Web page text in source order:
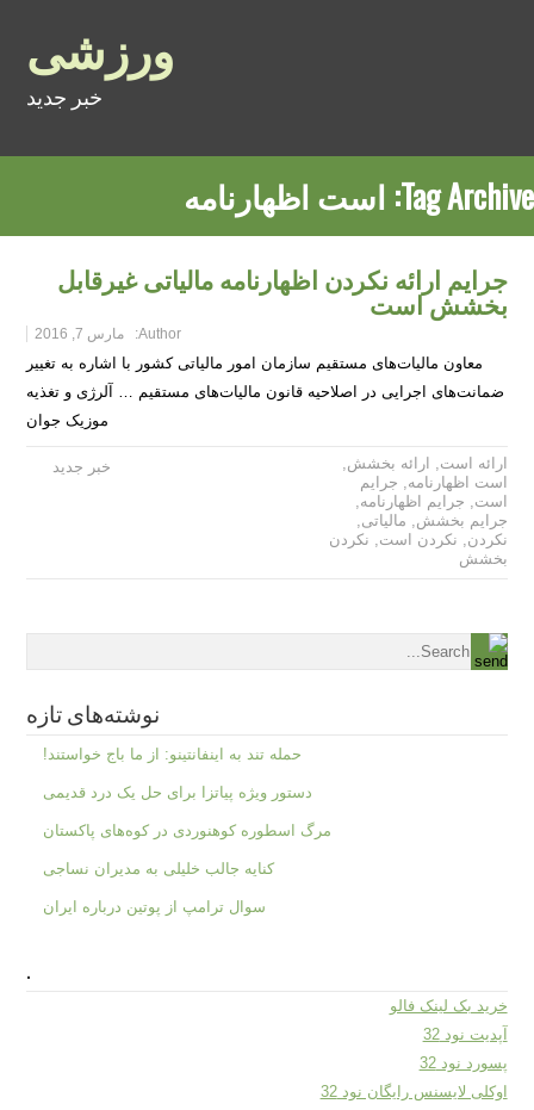
ورزشی
خبر جدید
Tag Archive: است اظهارنامه
جرایم ارائه نکردن اظهارنامه مالیاتی غیرقابل
بخشش است
Author: مارس 7, 2016
معاون مالیات‌های مستقیم سازمان امور مالیاتی کشور با اشاره به تغییر
ضمانت‌های اجرایی در اصلاحیه قانون مالیات‌های مستقیم … آلرژی و تغذیه
موزیک جوان
خبر جدید ارائه است, ارائه بخشش,
است اظهارنامه, جرایم
است, جرایم اظهارنامه,
جرایم بخشش, مالیاتی,
نکردن, نکردن است, نکردن
بخشش
نوشته‌های تازه
حمله تند به اینفانتینو: از ما باج خواستند!
دستور ویژه پیاتزا برای حل یک درد قدیمی
مرگ اسطوره کوهنوردی در کوه‌های پاکستان
کنایه جالب خلیلی به مدیران نساجی
سوال ترامپ از پوتین درباره ایران
.
خرید بک لینک فالو
آپدیت نود 32
پسورد نود 32
اوکلی لایسنس رایگان نود 32